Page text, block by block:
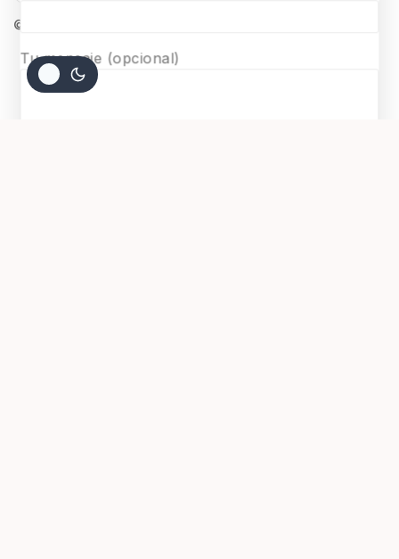
© 2026 Surmaquetas
Tu mensaje (opcional)